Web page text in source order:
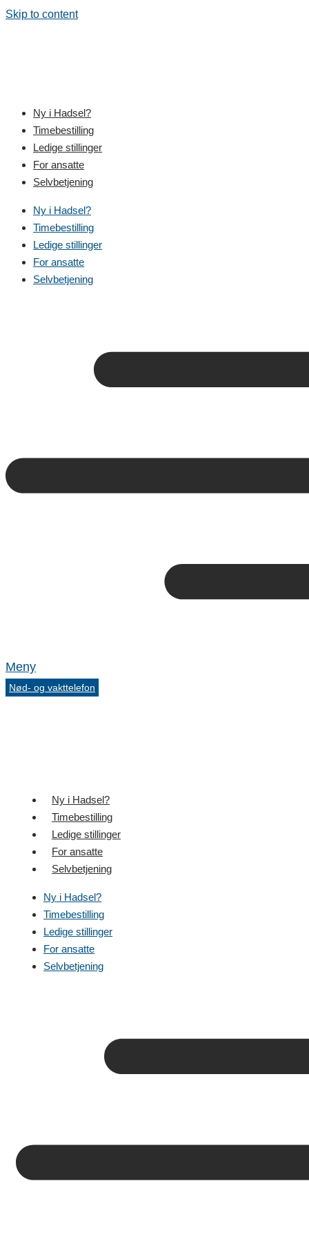
Skip to content
Ny i Hadsel?
Timebestilling
Ledige stillinger
For ansatte
Selvbetjening
Ny i Hadsel?
Timebestilling
Ledige stillinger
For ansatte
Selvbetjening
Meny
Nød- og vakttelefon
Ny i Hadsel?
Timebestilling
Ledige stillinger
For ansatte
Selvbetjening
Ny i Hadsel?
Timebestilling
Ledige stillinger
For ansatte
Selvbetjening